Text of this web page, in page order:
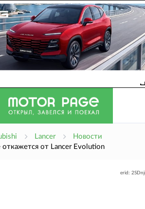
Lancer
Новости
откажется от Lancer Evolution
erid: